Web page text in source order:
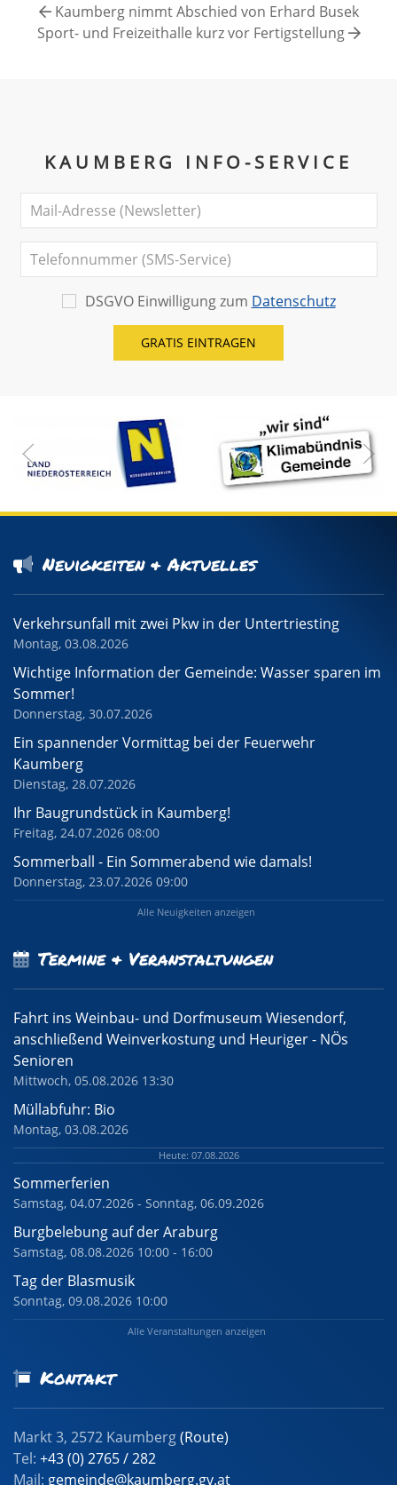
Kaumberg nimmt Abschied von Erhard Busek
Sport- und Freizeithalle kurz vor Fertigstellung
KAUMBERG INFO-SERVICE
DSGVO Einwilligung zum Datenschutz
Neuigkeiten & Aktuelles
Verkehrsunfall mit zwei Pkw in der Untertriesting
Montag, 03.08.2026
Wichtige Information der Gemeinde: Wasser sparen im
Sommer!
Donnerstag, 30.07.2026
Ein spannender Vormittag bei der Feuerwehr
Kaumberg
Dienstag, 28.07.2026
Ihr Baugrundstück in Kaumberg!
Freitag, 24.07.2026 08:00
Sommerball - Ein Sommerabend wie damals!
Donnerstag, 23.07.2026 09:00
Alle Neuigkeiten anzeigen
Termine & Veranstaltungen
Fahrt ins Weinbau- und Dorfmuseum Wiesendorf,
anschließend Weinverkostung und Heuriger - NÖs
Senioren
Mittwoch, 05.08.2026 13:30
Müllabfuhr: Bio
Montag, 03.08.2026
Heute: 07.08.2026
Sommerferien
Samstag, 04.07.2026 - Sonntag, 06.09.2026
Burgbelebung auf der Araburg
Samstag, 08.08.2026 10:00 - 16:00
Tag der Blasmusik
Sonntag, 09.08.2026 10:00
Alle Veranstaltungen anzeigen
Kontakt
Markt 3, 2572 Kaumberg(Route)
Tel: +43 (0) 2765 / 282
Mail: gemeinde@kaumberg.gv.at